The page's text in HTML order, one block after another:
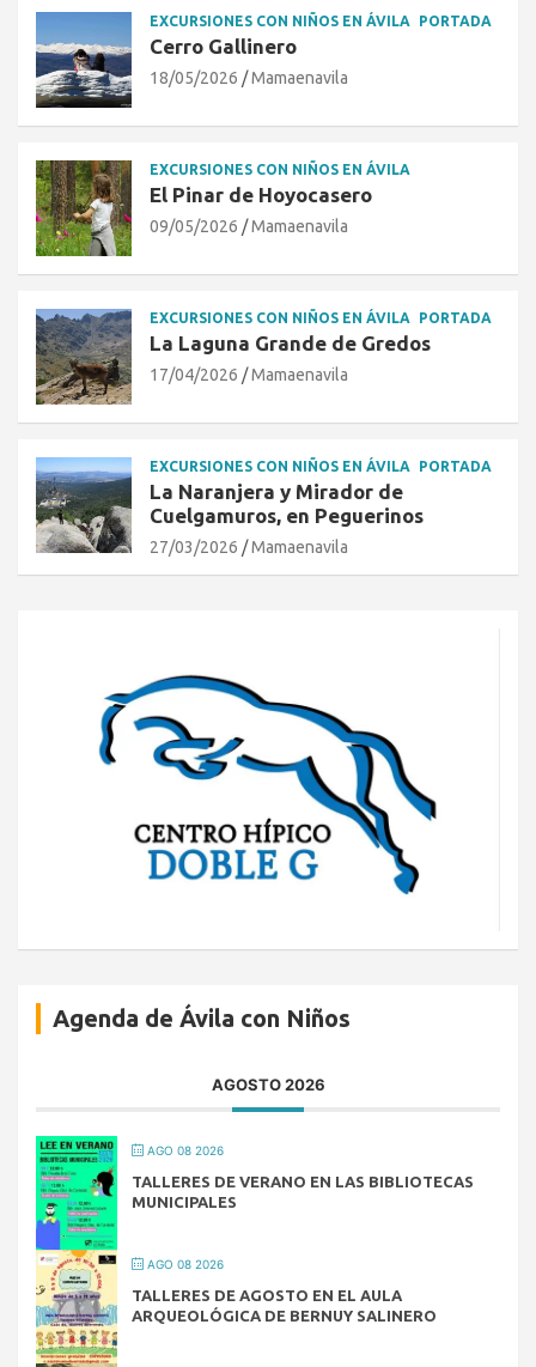
EXCURSIONES CON NIÑOS EN ÁVILA PORTADA
Cerro Gallinero
18/05/2026 Mamaenavila
EXCURSIONES CON NIÑOS EN ÁVILA
El Pinar de Hoyocasero
09/05/2026 Mamaenavila
EXCURSIONES CON NIÑOS EN ÁVILA PORTADA
La Laguna Grande de Gredos
17/04/2026 Mamaenavila
EXCURSIONES CON NIÑOS EN ÁVILA PORTADA
La Naranjera y Mirador de
Cuelgamuros, en Peguerinos
27/03/2026 Mamaenavila
Agenda de Ávila con Niños
AGOSTO 2026
AGO 08 2026
TALLERES DE VERANO EN LAS BIBLIOTECAS
MUNICIPALES
AGO 08 2026
TALLERES DE AGOSTO EN EL AULA
ARQUEOLÓGICA DE BERNUY SALINERO